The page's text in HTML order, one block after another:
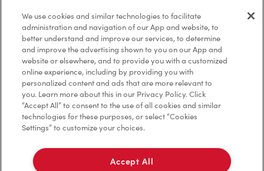
Marques de commerce
Accessibilité
Diagnostic
Contactez-nous
We use cookies and similar technologies to facilitate
administration and navigation of our App and website, to
better understand and improve our services, to determine
and improve the advertising shown to you on our App and
website or elsewhere, and to provide you with a customized
online experience, including by providing you with
personalized content and ads that are more relevant to
you. Learn more about this in our Privacy Policy. Click
“Accept All” to consent to the use of all cookies and similar
technologies for these purposes, or select “Cookies
Settings” to customize your choices.
Accept All